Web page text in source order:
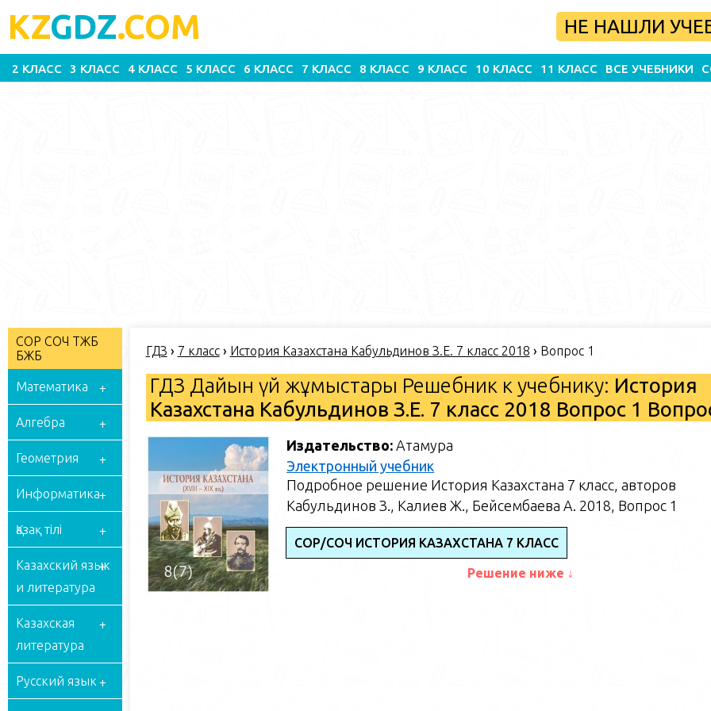
KZGDZ.COM НЕ НАШЛИ
2 КЛАСС 3 КЛАСС 4 КЛАСС 5 КЛАСС 6 КЛАСС 7 КЛАСС 8 КЛАСС 9 КЛАСС 10 КЛАСС 11 КЛАСС ВСЕ УЧЕБНИКИ
СОР СОЧ ТЖБ
БЖБ
Математика
Алгебра
Геометрия
Информатика
Қазақ тілі
Казахский язык
и литература
Казахская
литература
Русский язык
ГДЗ › 7 класс› История Казахстана Кабульдинов З.Е. 7 класс 2018 › Вопрос 1
ГДЗ Дайын үй жұмыстары Решебник к учебнику: История
Казахстана Кабульдинов З.Е. 7 класс 2018 Вопрос 1
Издательство:Атамура
Электронный учебник
Подробное решение История Казахстана 7 класс, авторов
Кабульдинов З., Калиев Ж., Бейсембаева А. 2018, Вопрос 1
СОР/СОЧ ИСТОРИЯ КАЗАХСТАНА 7 КЛАСС
Решение ниже ↓